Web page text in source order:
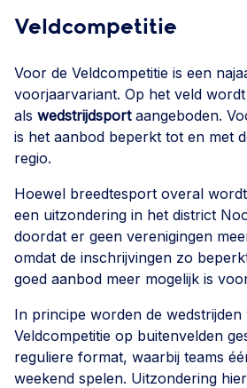
Veldcompetitie
Voor de Veldcompetitie is een
voorjaarvariant. Op het veld
als wedstrijdsportaangeboden.
is het aanbod beperkt tot en met
regio.
Hoewel breedtesport overal
een uitzondering in het district
doordat er geen verenigingen
omdat de inschrijvingen zo
goed aanbod meer mogelijk is
In principe worden de wedstrijden
Veldcompetitie op buitenvelden
reguliere format, waarbij teams
weekend spelen. Uitzondering